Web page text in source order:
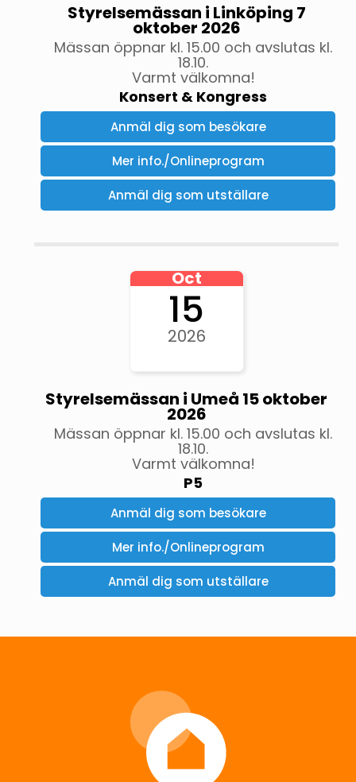
Styrelsemässan i Linköping 7
oktober 2026
Mässan öppnar kl. 15.00 och avslutas kl.
18.10.
Varmt välkomna!
Konsert & Kongress
Anmäl dig som besökare
Mer info./Onlineprogram
Anmäl dig som utställare
Oct
15
2026
Styrelsemässan i Umeå 15 oktober
2026
Mässan öppnar kl. 15.00 och avslutas kl.
18.10.
Varmt välkomna!
P5
Anmäl dig som besökare
Mer info./Onlineprogram
Anmäl dig som utställare